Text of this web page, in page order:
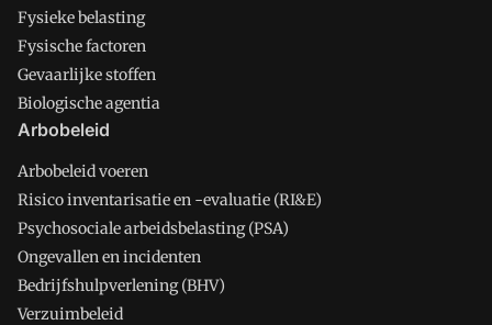
Fysieke belasting
Fysische factoren
Gevaarlijke stoffen
Biologische agentia
Arbobeleid
Arbobeleid voeren
Risico inventarisatie en -evaluatie (RI&E)
Psychosociale arbeidsbelasting (PSA)
Ongevallen en incidenten
Bedrijfshulpverlening (BHV)
Verzuimbeleid